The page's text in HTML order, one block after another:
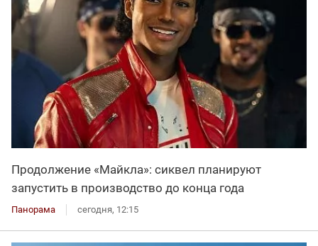
Продолжение «Майкла»: сиквел планируют
запустить в производство до конца года
Панорама сегодня, 12:15